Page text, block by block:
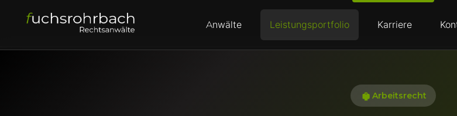
Anwälte Leistungsportfolio Karriere
Arbeitsrecht